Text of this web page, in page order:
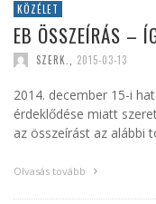
KÖZÉLET
EB ÖSSZEÍRÁS –
SZERK. 2015-03-13
2014. december 15-i
érdeklődése miatt
az összeírást az alábbi
Olvasás tovább